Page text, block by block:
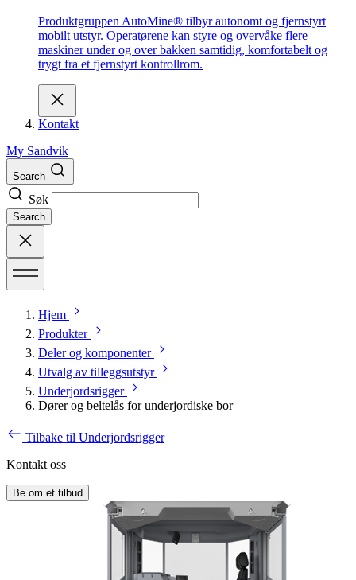
Produktgruppen AutoMine® tilbyr autonomt og fjernstyrt
mobilt utstyr. Operatørene kan styre og overvåke flere
maskiner under og over bakken samtidig, komfortabelt og
trygt fra et fjernstyrt kontrollrom.
Kontakt
My Sandvik
Search
Søk
Search
Hjem
Produkter
Deler og komponenter
Utvalg av tilleggsutstyr
Underjordsrigger
Dører og beltelås for underjordiske bor
Tilbake til Underjordsrigger
Kontakt oss
Be om et tilbud